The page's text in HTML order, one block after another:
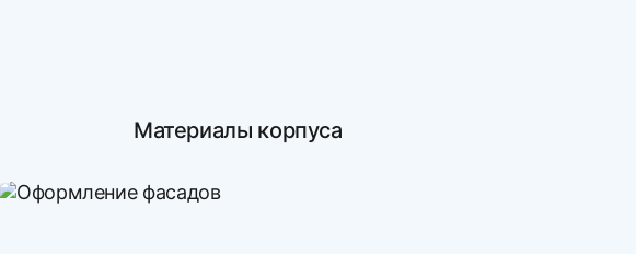
Материалы корпуса